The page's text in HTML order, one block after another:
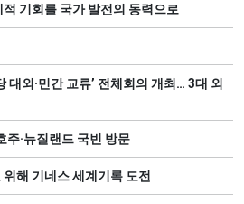
기회를 국가 발전의 동력으로
대외·민간 교류’ 전체회의 개최… 3대 외
주·뉴질랜드 국빈 방문
해 기네스 세계기록 도전